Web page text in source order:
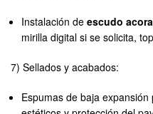
Instalación deescudo
mirilla digital si se solicita,
7) Sellados y acabados:
Espumas de baja